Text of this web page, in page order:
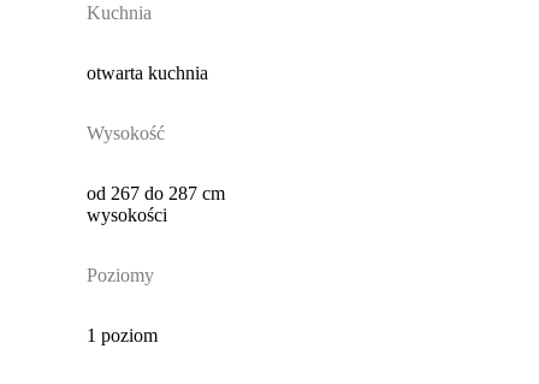
Kuchnia
otwarta kuchnia
Wysokość
od 267 do 287 cm
wysokości
Poziomy
1 poziom